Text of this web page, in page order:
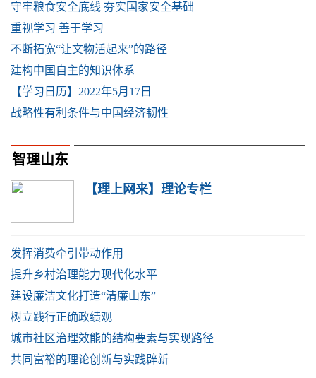
守牢粮食安全底线 夯实国家安全基础
重视学习 善于学习
不断拓宽“让文物活起来”的路径
建构中国自主的知识体系
【学习日历】2022年5月17日
战略性有利条件与中国经济韧性
智理山东
【理上网来】理论专栏
发挥消费牵引带动作用
提升乡村治理能力现代化水平
建设廉洁文化打造“清廉山东”
树立践行正确政绩观
城市社区治理效能的结构要素与实现路径
共同富裕的理论创新与实践辟新